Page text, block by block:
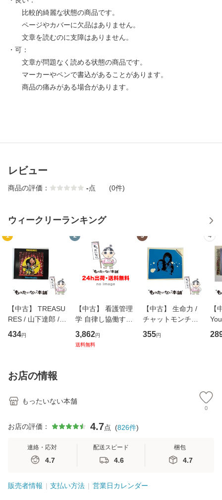
比較的綺麗な状態の商品です。
ページやカバーに欠品はありません。
文章を読むのに支障はありません。
・可：
文章が問題なく読める状態の商品です。
マーカーやペンで書込があることがあります。
商品の痛みがある場合があります。
レビュー
商品の評価： -点 (0件)
ウィークリーランキング
1
【中古】 TREASU
RES / 山下達郎 /
イーストウエス
ト・ジャパン [CD]
434円
2
【中古】 看護管理
学 自律し協働する
専門職の看護マネ
ジメントスキル 改
3,862円
送料無料
3
【中古】 生命力 /
チャットモンチー /
キューンレコード
[CD]【メール便送
355円
4
【
のが
お店の情報
もったいない本舗
0
お店の評価： 4.7点 (826件)
連絡・応対
4.7
配送スピード
4.6
梱包
4.7
販売者情報 支払い方法 営業日カレンダー